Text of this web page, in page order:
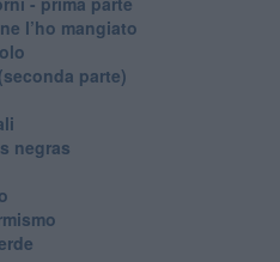
l’ho mangiato
parte)
negras